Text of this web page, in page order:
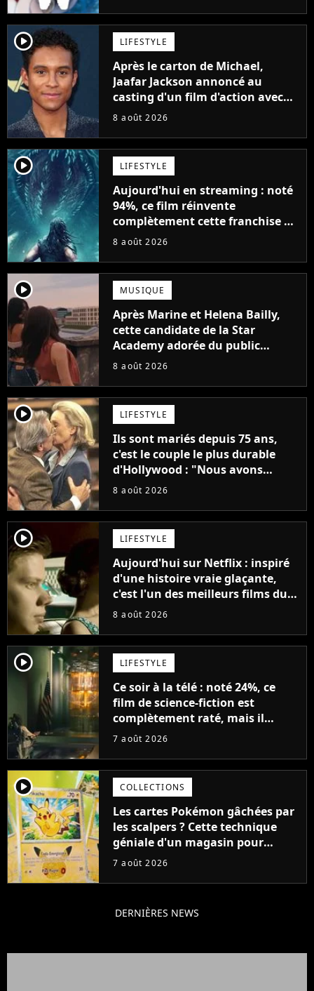
player2 LIFESTYLE
Après le carton de Michael,
Jaafar Jackson annoncé au
casting d'un film d'action avec
Will Smith
8 août 2026
player2 LIFESTYLE
Aujourd'hui en streaming : noté
94%, ce film réinvente
complètement cette franchise de
science-fiction vieille de 40 ans
8 août 2026
player2 MUSIQUE
Après Marine et Helena Bailly,
cette candidate de la Star
Academy adorée du public
annonce son premier album,
8 août 2026
player2 LIFESTYLE
Ils sont mariés depuis 75 ans,
c'est le couple le plus durable
d'Hollywood : "Nous avons
avancé jour après jour, et les
décennies"
8 août 2026
player2 LIFESTYLE
Aujourd'hui sur Netflix : inspiré
d'une histoire vraie glaçante,
c'est l'un des meilleurs films du
21ème siècle
8 août 2026
player2 LIFESTYLE
Ce soir à la télé : noté 24%, ce
film de science-fiction est
complètement raté, mais il
aurait pu être encore pire à
7 août 2026
player2 COLLECTIONS
Les cartes Pokémon gâchées par
les scalpers ? Cette technique
géniale d'un magasin pour
ruiner les revendeurs
7 août 2026
DERNIÈRES NEWS